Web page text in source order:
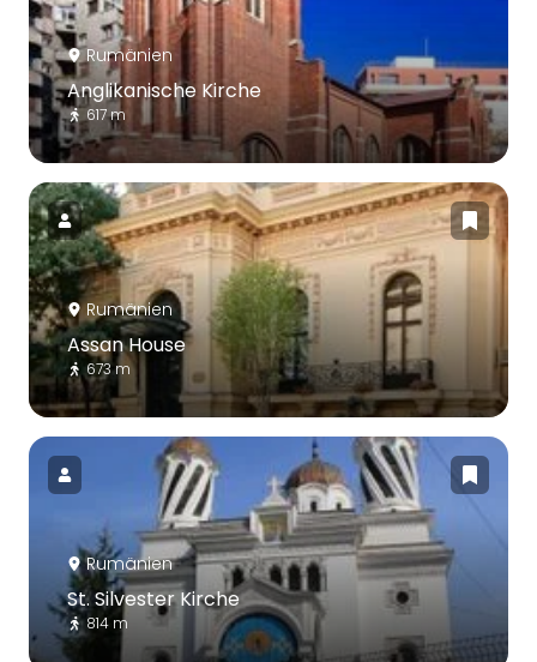
Rumänien
Anglikanische Kirche
617 m
Rumänien
Assan House
673 m
Rumänien
St. Silvester Kirche
814 m